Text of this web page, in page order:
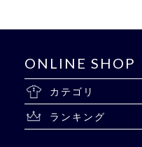
ONLINE SHOP
カテゴリ
ランキング